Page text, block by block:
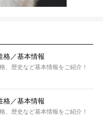
格／基本情報
、歴史など基本情報をご紹介！
格／基本情報
、歴史など基本情報をご紹介！